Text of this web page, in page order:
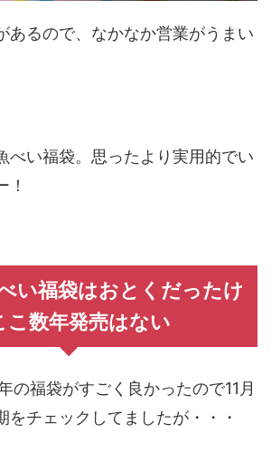
あるので、なかなか営業がうまい
べい福袋。思ったより実用的でい
！
い福袋はおとくだったけ
こ数年発売はない
の福袋がすごく良かったので11月
をチェックしてましたが・・・